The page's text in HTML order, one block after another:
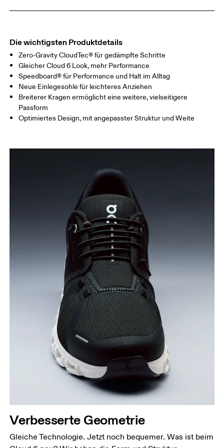
Die wichtigsten Produktdetails
Zero-Gravity CloudTec® für gedämpfte Schritte
Gleicher Cloud 6 Look, mehr Performance
Speedboard® für Performance und Halt im Alltag
Neue Einlegesohle für leichteres Anziehen
Breiterer Kragen ermöglicht eine weitere, vielseitigere
Passform
Optimiertes Design, mit angepasster Struktur und Weite
Verbesserte Geometrie
Gleiche Technologie. Jetzt noch bequemer. Was ist beim